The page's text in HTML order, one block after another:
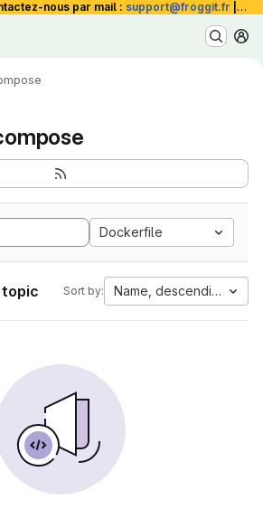
nous par mail : support@froggit.fr La
Dockerfile
Sort by: Name, descending